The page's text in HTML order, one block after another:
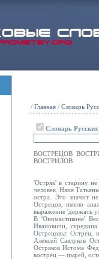
/ Главная / Словарь
Словарь
ВОСТРЕЦОВ
ВОСТРИЛОВ
'Остряк' в старину
человек. Няня
остра. Это значит
Острецов, имело
выражение 'держать
В 'Ономастиконе'
Ивановичи,
Острецовьг Острец,
Алексей Савлуков
Остряков Истома
вострец — пырей,